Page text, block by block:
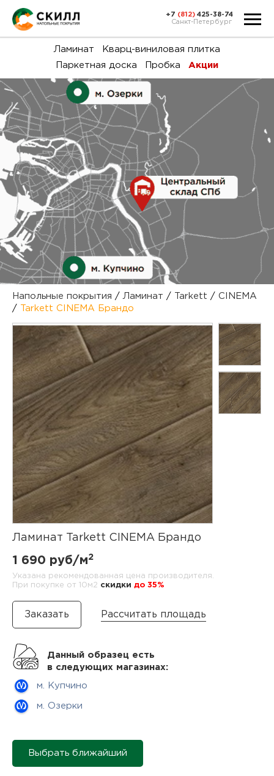
и
+7 (812) 425-38-74
Санкт-Петербург
Ламинат
Кварц-виниловая плитка
Паркетная доска
Пробка Акции
Напольные покрытия / Ламинат / Tarkett / CINEMA
/
Tarkett CINEMA Брандо
Ламинат Tarkett CINEMA Брандо
1 690 руб/м2
Указана рекомендованная цена производителя.
При покупке от 10м2 cкидки до 35%
Рассчитать площадь
Данный образец есть
в следующих магазинах:
м. Купчино
м. Озерки
Выбрать ближайший